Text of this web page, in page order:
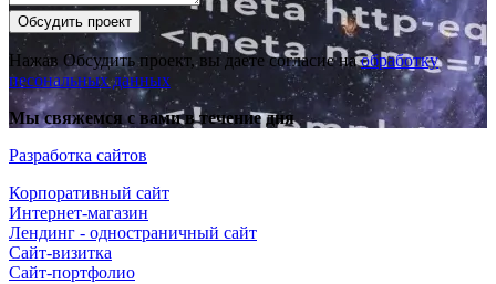
Обсудить проект
Нажав Обсудить проект, вы даете согласие наобработку
песональных данных
Мы свяжемся с вами в течение дня
Разработка сайтов
Корпоративный сайт
Интернет-магазин
Лендинг - одностраничный сайт
Сайт-визитка
Сайт-портфолио